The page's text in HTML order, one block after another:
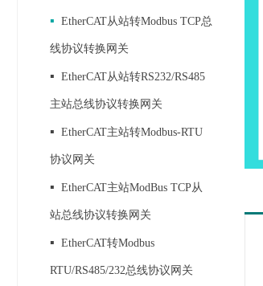
▪ EtherCAT从站转Modbus TCP总
线协议转换网关
▪ EtherCAT从站转RS232/RS485
主站总线协议转换网关
▪ EtherCAT主站转Modbus-RTU
协议网关
▪ EtherCAT主站ModBus TCP从
站总线协议转换网关
▪ EtherCAT转Modbus
RTU/RS485/232总线协议网关